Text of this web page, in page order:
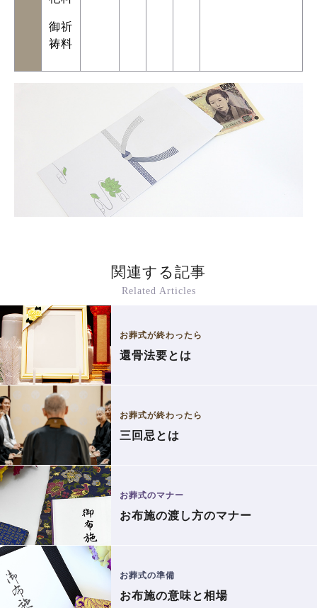
御祈
祷料
関連する記事
Related Articles
お葬式が終わったら
還骨法要とは
お葬式が終わったら
三回忌とは
お葬式のマナー
お布施の渡し方のマナー
お葬式の準備
お布施の意味と相場